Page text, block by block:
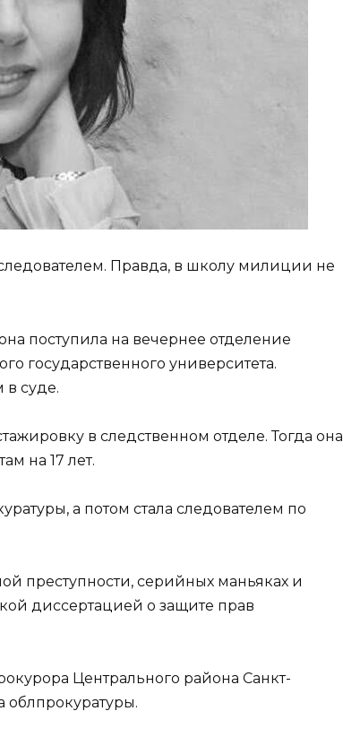
следователем. Правда, в школу милиции не
поступила на вечернее отделение
государственного университета.
в суде.
в следственном отделе. Тогда она
на 17 лет.
а потом стала следователем по
преступности, серийных маньяках и
диссертацией о защите прав
Центрального района Санкт-
облпрокуратуры.